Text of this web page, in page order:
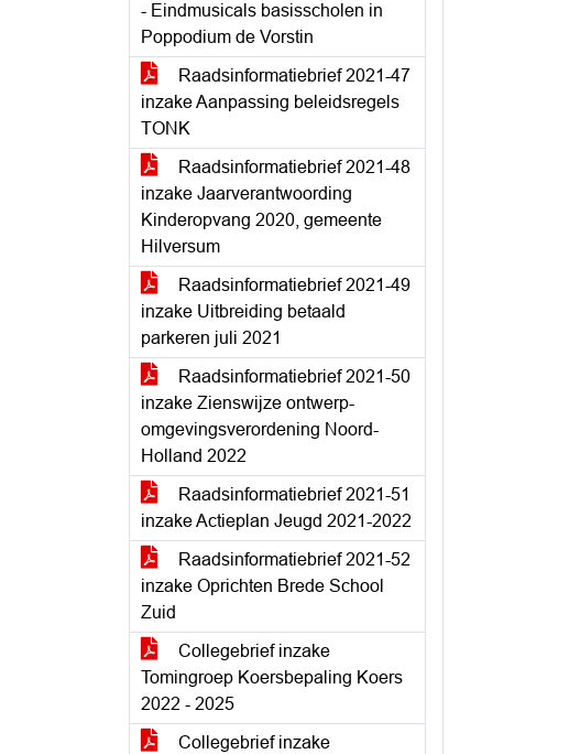
- Eindmusicals basisscholen in
Poppodium de Vorstin
Raadsinformatiebrief 2021-47
inzake Aanpassing beleidsregels
TONK
Raadsinformatiebrief 2021-48
inzake Jaarverantwoording
Kinderopvang 2020, gemeente
Hilversum
Raadsinformatiebrief 2021-49
inzake Uitbreiding betaald
parkeren juli 2021
Raadsinformatiebrief 2021-50
inzake Zienswijze ontwerp-
omgevingsverordening Noord-
Holland 2022
Raadsinformatiebrief 2021-51
inzake Actieplan Jeugd 2021-2022
Raadsinformatiebrief 2021-52
inzake Oprichten Brede School
Zuid
Collegebrief inzake
Tomingroep Koersbepaling Koers
2022 - 2025
Collegebrief inzake